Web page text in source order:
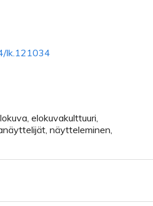
lk.121034
elokuvakulttuuri,
näytteleminen,